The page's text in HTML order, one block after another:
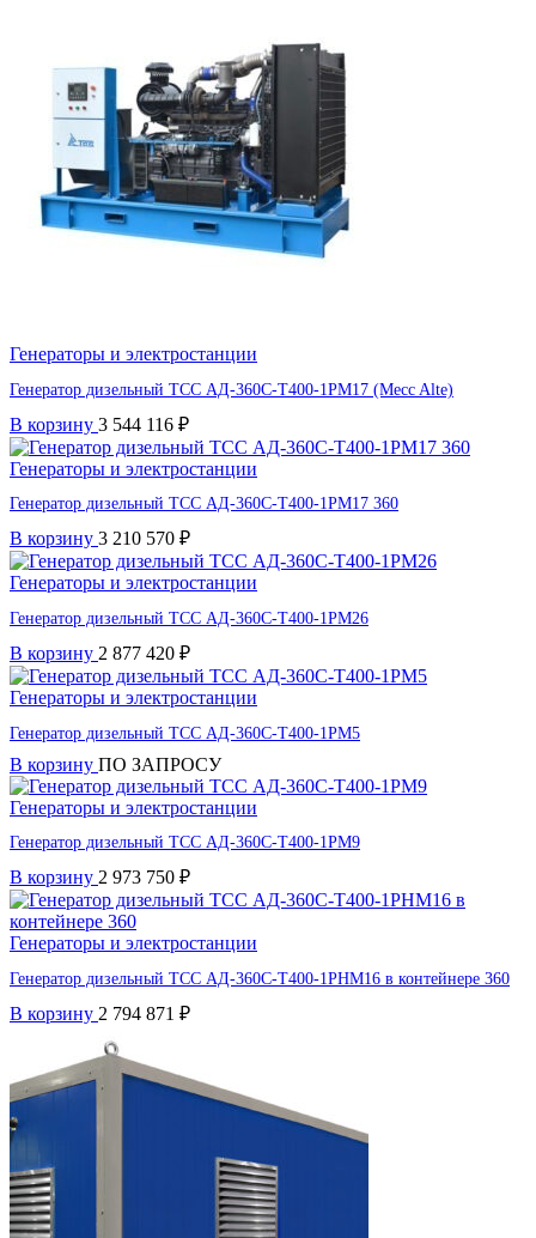
Генераторы и электростанции
Генератор дизельный ТСС АД-360С-Т400-1РМ17 (Mecc Alte)
В корзину 3 544 116 ₽
Генераторы и электростанции
Генератор дизельный ТСС АД-360С-Т400-1РМ17 360
В корзину 3 210 570 ₽
Генераторы и электростанции
Генератор дизельный ТСС АД-360С-Т400-1РМ26
В корзину 2 877 420 ₽
Генераторы и электростанции
Генератор дизельный ТСС АД-360С-Т400-1РМ5
В корзину ПО ЗАПРОСУ
Генераторы и электростанции
Генератор дизельный ТСС АД-360С-Т400-1РМ9
В корзину 2 973 750 ₽
Генераторы и электростанции
Генератор дизельный ТСС АД-360С-Т400-1РНМ16 в контейнере 360
В корзину 2 794 871 ₽